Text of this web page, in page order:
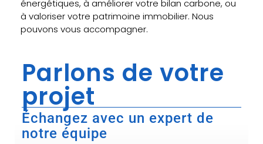
énergétiques, à améliorer votre bilan carbone, ou
à valoriser votre patrimoine immobilier. Nous
pouvons vous accompagner.
Parlons de votre
projet
Échangez avec un expert de
notre équipe